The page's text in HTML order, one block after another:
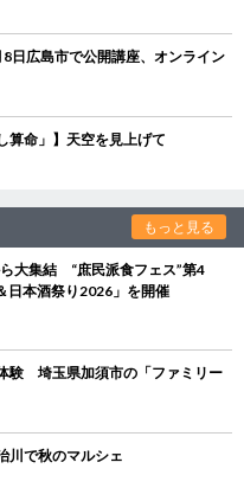
広島市で公開講座、オンライン
算命」】天空を見上げて
もっと見る
大集結 “庶民派食フェス”第4
日本酒祭り2026」を開催
験 埼玉県加須市の「ファミリー
川で秋のマルシェ